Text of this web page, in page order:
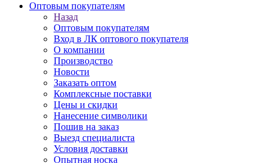
Оптовым покупателям
Назад
Оптовым покупателям
Вход в ЛК оптового покупателя
О компании
Производство
Новости
Заказать оптом
Комплексные поставки
Цены и скидки
Нанесение символики
Пошив на заказ
Выезд специалиста
Условия доставки
Опытная носка